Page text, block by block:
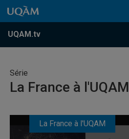
Accéder au contenu
Accéder au menu principal
Accéder à la recherche
Accéder au contenu
Accéder au menu principal
UQAM.tv
Série
La France à l'UQAM
La France à l'UQAM